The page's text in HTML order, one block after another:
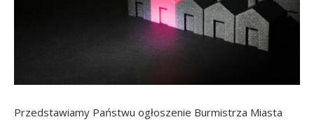
Przedstawiamy Państwu ogłoszenie Burmistrza Miasta